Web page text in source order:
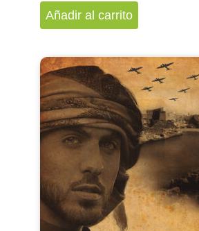
Añadir al carrito